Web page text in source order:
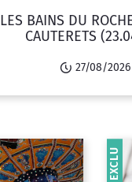
LES BAINS DU
CAUTERETS
27/08/2026
EXCLU